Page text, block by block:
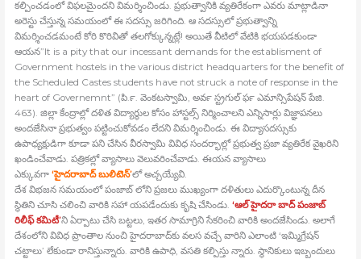
కల్పించడంలో విఫలమైందని విమర్శించిండు. ప్రభుత్వానికి వ్యతిరేకంగా ఎవరు మాట్లాడినా
అరెస్టు చేస్తున్న సమయంలో ఈ సదస్సు జరిగింది. ఆ సదస్సులో ప్రభుత్వాన్ని
విమర్శించడమంటే కోరి కొరివితో తలగోక్కున్నట్లే! అయితే వీటిలో వేటికి భయపడకుండా
ఆయన”It is a pity that our incessant demands for the establisment of
Government hostels in the various district headquarters for the benefit of
the Scheduled Castes students have not struck a note of response in the
heart of Governemnt” (పి.ర్‍. వెంకటస్వామి, అవర్‍ స్ట్రగుల్‍ ఫర్‍ ఎమాన్సిపేషన్‍ పేజి.
463). జిల్లా కేంద్రాల్లో దళిత విద్యార్థుల కోసం హాస్టల్స్ నిర్మించాలని ఎన్నిసార్లు విజ్ఞాపనలు
అందజేసినా ప్రభుత్వం పట్టించుకోవడం లేదని విమర్శించిండు. ఈ విద్యాసదస్సుకు
ఉపాధ్యక్షుడిగా కూడా పని చేసిన వీరస్వామి వివిధ సందర్భాల్లో ప్రభుత్వ ప్రజా వ్యతిరేక వైఖరిని
ఖండించేవాడు. పత్రికల్లో వ్యాసాలు వెలువరించేవాడు. ఈయన వ్యాసాలు
ఎక్కువగా‘హైదరాబాద్‍ బులిటెన్‍’లో అచ్చయ్యేవి.
దేశ విభజన సమయంలో పంజాబ్‍ లోని ప్రజలు ముఖ్యంగా దళితులు ఎదుర్కొంటున్న దీన
స్థితిని చూసి చలించి వారికి సహా యపడేందుకు కృషి చేసిండు.‘ఆల్‍ హైదరా బాద్‍ పంజాబ్‍
రిలీఫ్‍ కమిటీ’ని ఏర్పాటు చేసి బట్టలు, ఇతర సామాగ్రిని సేకరించి వారికి అందజేసిండు. అలాగే
దేశంలోని వివిధ ప్రాంతాల నుంచి హైదరాబాద్‍కు వలస వచ్చే వారిని ఎలాంటి ‘ఇమ్మిగ్రేషన్‍
చట్టాలు’ లేకుండా రానిస్తున్నారు. వారికి ఉపాధి, వసతి కల్పిస్తు న్నారు. స్థానికులు ఇబ్బందులు